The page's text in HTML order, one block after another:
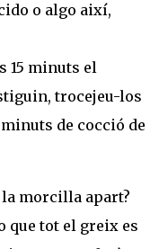
o algo així,
15 minuts el
trocejeu-los
de cocció de
morcilla apart?
que tot el greix es